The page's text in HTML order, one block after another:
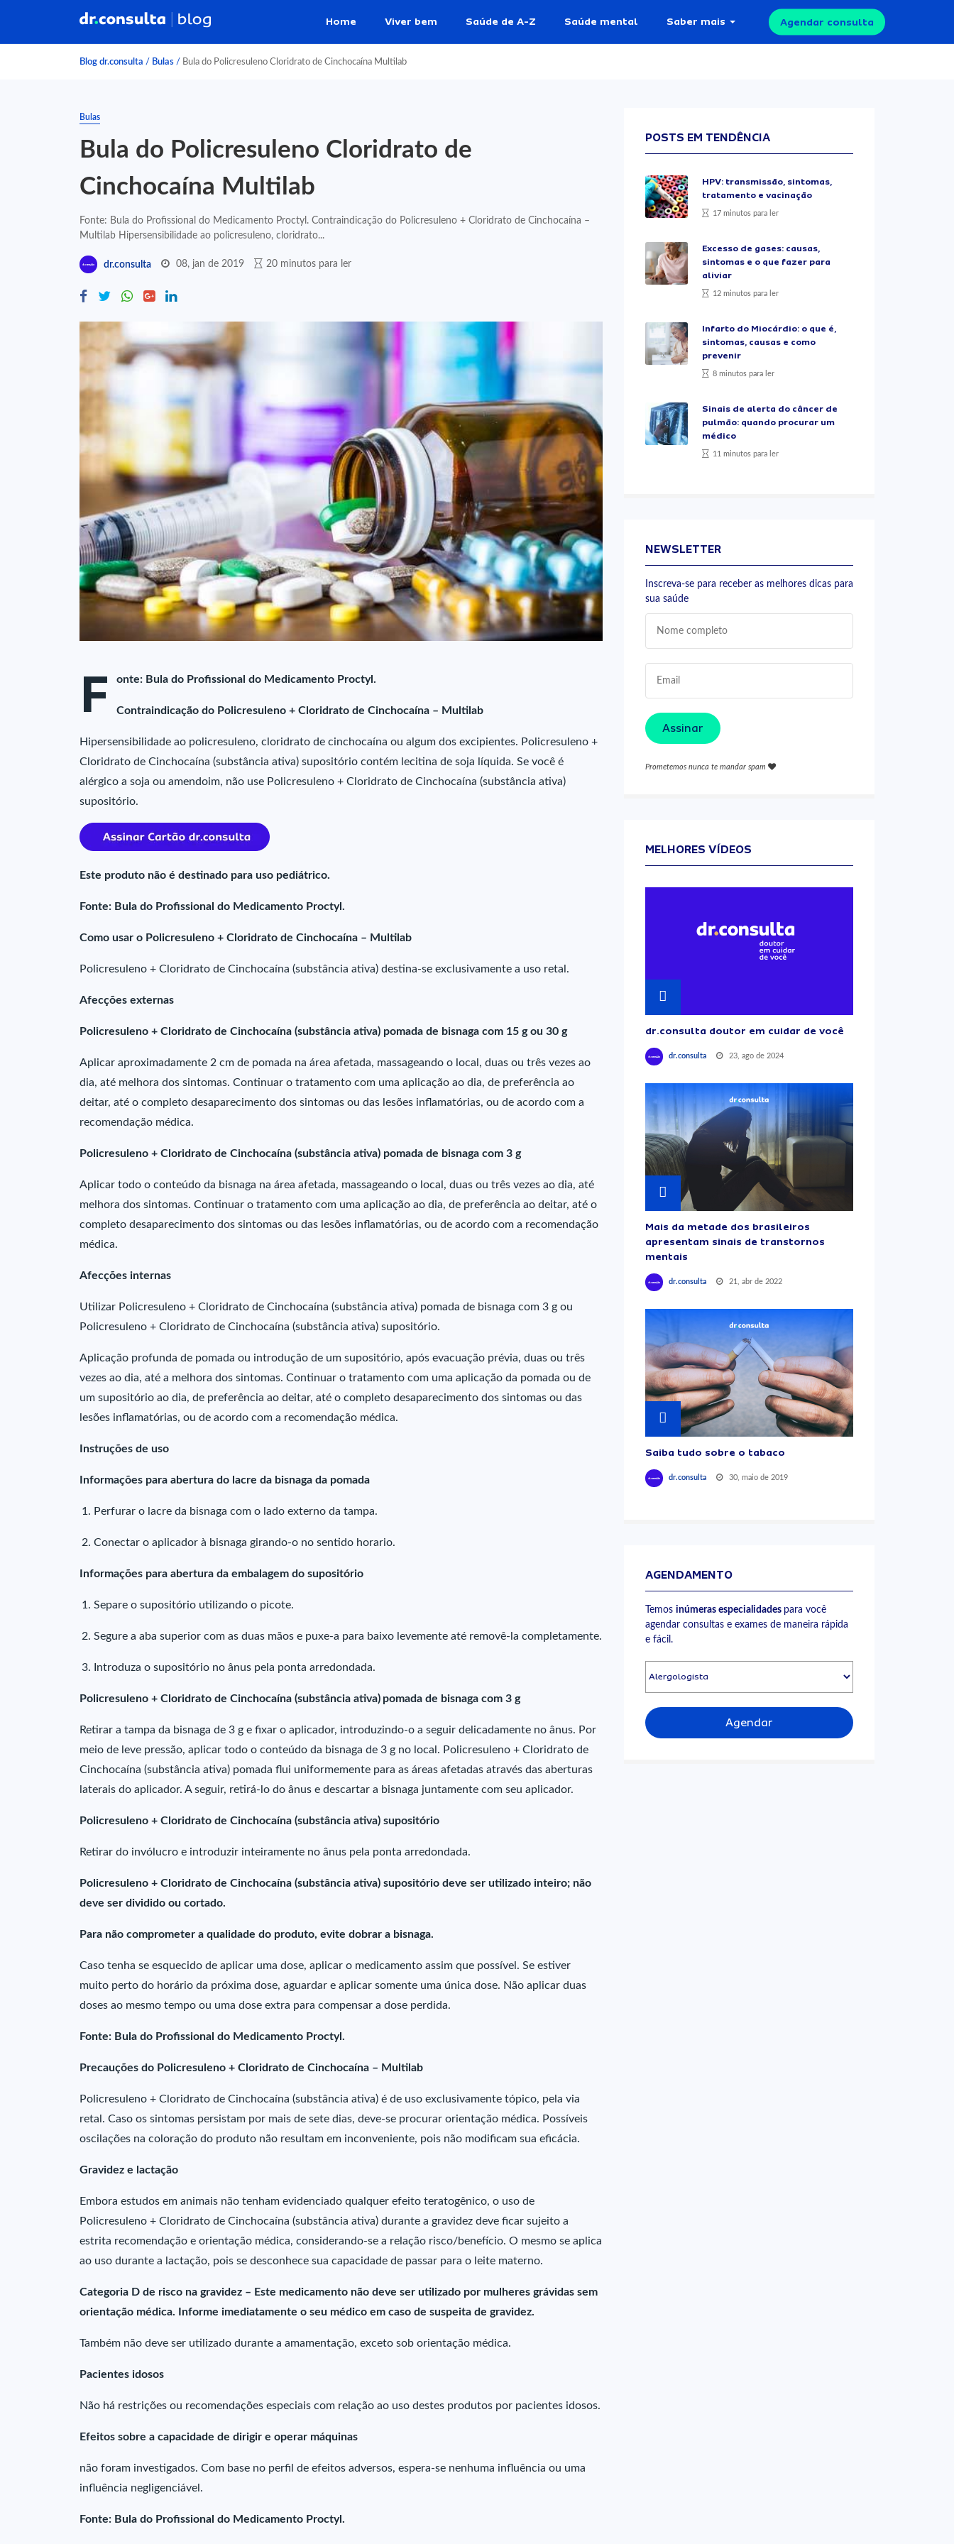
Home Viver bem Saúde de A-Z Saúde mental Saber mais Agendar consulta
Blog dr.consulta / Bulas / Bula do Policresuleno Cloridrato de Cinchocaína Multilab
Bulas
Bula do Policresuleno Cloridrato de
Cinchocaína Multilab
Fonte: Bula do Profissional do Medicamento Proctyl. Contraindicação do Policresuleno + Cloridrato de Cinchocaína –
Multilab Hipersensibilidade ao policresuleno, cloridrato...
dr.consulta 08, jan de 2019 20 minutos para ler
F onte: Bula do Profissional do Medicamento Proctyl.
Contraindicação do Policresuleno + Cloridrato de Cinchocaína – Multilab
Hipersensibilidade ao policresuleno, cloridrato de cinchocaína ou algum dos excipientes. Policresuleno +
Cloridrato de Cinchocaína (substância ativa) supositório contém lecitina de soja líquida. Se você é
alérgico a soja ou amendoim, não use Policresuleno + Cloridrato de Cinchocaína (substância ativa)
supositório.
Este produto não é destinado para uso pediátrico.
Fonte: Bula do Profissional do Medicamento Proctyl.
Como usar o Policresuleno + Cloridrato de Cinchocaína – Multilab
Policresuleno + Cloridrato de Cinchocaína (substância ativa) destina-se exclusivamente a uso retal.
Afecções externas
Policresuleno + Cloridrato de Cinchocaína (substância ativa) pomada de bisnaga com 15 g ou 30 g
Aplicar aproximadamente 2 cm de pomada na área afetada, massageando o local, duas ou três vezes ao
dia, até melhora dos sintomas. Continuar o tratamento com uma aplicação ao dia, de preferência ao
deitar, até o completo desaparecimento dos sintomas ou das lesões inflamatórias, ou de acordo com a
recomendação médica.
Policresuleno + Cloridrato de Cinchocaína (substância ativa) pomada de bisnaga com 3 g
Aplicar todo o conteúdo da bisnaga na área afetada, massageando o local, duas ou três vezes ao dia, até
melhora dos sintomas. Continuar o tratamento com uma aplicação ao dia, de preferência ao deitar, até o
completo desaparecimento dos sintomas ou das lesões inflamatórias, ou de acordo com a recomendação
médica.
Afecções internas
Utilizar Policresuleno + Cloridrato de Cinchocaína (substância ativa) pomada de bisnaga com 3 g ou
Policresuleno + Cloridrato de Cinchocaína (substância ativa) supositório.
Aplicação profunda de pomada ou introdução de um supositório, após evacuação prévia, duas ou três
vezes ao dia, até a melhora dos sintomas. Continuar o tratamento com uma aplicação da pomada ou de
um supositório ao dia, de preferência ao deitar, até o completo desaparecimento dos sintomas ou das
lesões inflamatórias, ou de acordo com a recomendação médica.
Instruções de uso
Informações para abertura do lacre da bisnaga da pomada
Perfurar o lacre da bisnaga com o lado externo da tampa.
Conectar o aplicador à bisnaga girando-o no sentido horario.
Informações para abertura da embalagem do supositório
Separe o supositório utilizando o picote.
Segure a aba superior com as duas mãos e puxe-a para baixo levemente até removê-la completamente.
Introduza o supositório no ânus pela ponta arredondada.
Policresuleno + Cloridrato de Cinchocaína (substância ativa) pomada de bisnaga com 3 g
Retirar a tampa da bisnaga de 3 g e fixar o aplicador, introduzindo-o a seguir delicadamente no ânus. Por
meio de leve pressão, aplicar todo o conteúdo da bisnaga de 3 g no local. Policresuleno + Cloridrato de
Cinchocaína (substância ativa) pomada flui uniformemente para as áreas afetadas através das aberturas
laterais do aplicador. A seguir, retirá-lo do ânus e descartar a bisnaga juntamente com seu aplicador.
Policresuleno + Cloridrato de Cinchocaína (substância ativa) supositório
Retirar do invólucro e introduzir inteiramente no ânus pela ponta arredondada.
Policresuleno + Cloridrato de Cinchocaína (substância ativa) supositório deve ser utilizado inteiro; não
deve ser dividido ou cortado.
Para não comprometer a qualidade do produto, evite dobrar a bisnaga.
Caso tenha se esquecido de aplicar uma dose, aplicar o medicamento assim que possível. Se estiver
muito perto do horário da próxima dose, aguardar e aplicar somente uma única dose. Não aplicar duas
doses ao mesmo tempo ou uma dose extra para compensar a dose perdida.
Fonte: Bula do Profissional do Medicamento Proctyl.
Precauções do Policresuleno + Cloridrato de Cinchocaína – Multilab
Policresuleno + Cloridrato de Cinchocaína (substância ativa) é de uso exclusivamente tópico, pela via
retal. Caso os sintomas persistam por mais de sete dias, deve-se procurar orientação médica. Possíveis
oscilações na coloração do produto não resultam em inconveniente, pois não modificam sua eficácia.
Gravidez e lactação
Embora estudos em animais não tenham evidenciado qualquer efeito teratogênico, o uso de
Policresuleno + Cloridrato de Cinchocaína (substância ativa) durante a gravidez deve ficar sujeito a
estrita recomendação e orientação médica, considerando-se a relação risco/benefício. O mesmo se aplica
ao uso durante a lactação, pois se desconhece sua capacidade de passar para o leite materno.
Categoria D de risco na gravidez – Este medicamento não deve ser utilizado por mulheres grávidas sem
orientação médica. Informe imediatamente o seu médico em caso de suspeita de gravidez.
Também não deve ser utilizado durante a amamentação, exceto sob orientação médica.
Pacientes idosos
Não há restrições ou recomendações especiais com relação ao uso destes produtos por pacientes idosos.
Efeitos sobre a capacidade de dirigir e operar máquinas
não foram investigados. Com base no perfil de efeitos adversos, espera-se nenhuma influência ou uma
influência negligenciável.
Fonte: Bula do Profissional do Medicamento Proctyl.
POSTS EM TENDÊNCIA
HPV: transmissão, sintomas,
tratamento e vacinação
17 minutos para ler
Excesso de gases: causas,
sintomas e o que fazer para
aliviar
12 minutos para ler
Infarto do Miocárdio: o que é,
sintomas, causas e como
prevenir
8 minutos para ler
Sinais de alerta do câncer de
pulmão: quando procurar um
médico
11 minutos para ler
NEWSLETTER
Inscreva-se para receber as melhores dicas para
sua saúde
Assinar
Prometemos nunca te mandar spam
MELHORES VÍDEOS
dr.consulta doutor em cuidar de você
dr.consulta 23, ago de 2024
Mais da metade dos brasileiros
apresentam sinais de transtornos
mentais
dr.consulta 21, abr de 2022
Saiba tudo sobre o tabaco
dr.consulta 30, maio de 2019
AGENDAMENTO
Temos inúmeras especialidades para você
agendar consultas e exames de maneira rápida
e fácil.
Agendar